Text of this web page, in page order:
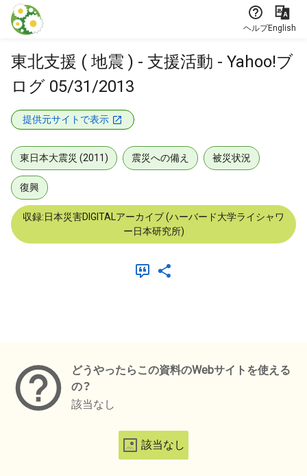
本文に飛ぶ
ヘルプEnglish
東北支援 ( 地震 ) - 支援活動 - Yahoo!ブ
ログ 05/31/2013
提供元サイトで表示
東日本大震災 (2011) 震災への備え 被災状況
復興
収録:日本災害DIGITALアーカイブ (ハーバード大学ライシャワ
ー日本研究所)
どうやったらこの資料のWebサイトを使える
の？
該当なし
該当なし